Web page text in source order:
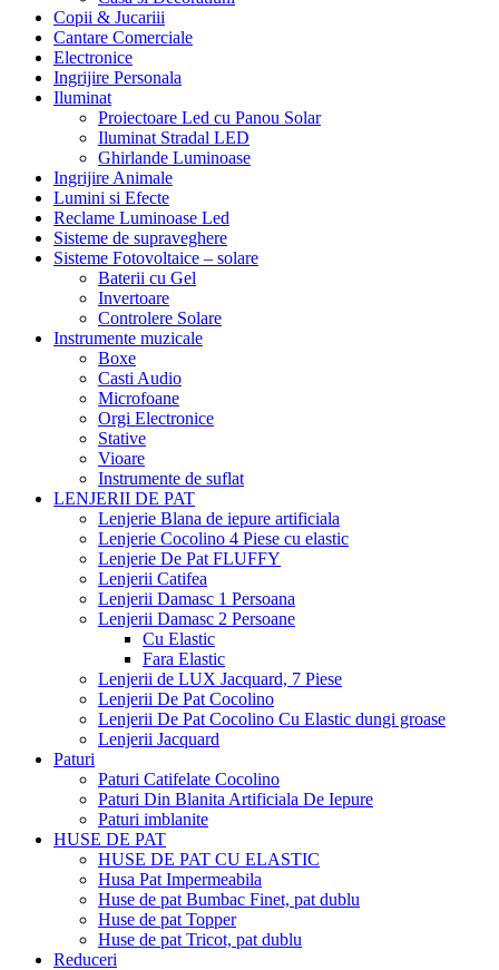
Copii & Jucariii
Cantare Comerciale
Electronice
Ingrijire Personala
Iluminat
Proiectoare Led cu Panou Solar
Iluminat Stradal LED
Ghirlande Luminoase
Ingrijire Animale
Lumini si Efecte
Reclame Luminoase Led
Sisteme de supraveghere
Sisteme Fotovoltaice – solare
Baterii cu Gel
Invertoare
Controlere Solare
Instrumente muzicale
Boxe
Casti Audio
Microfoane
Orgi Electronice
Stative
Vioare
Instrumente de suflat
LENJERII DE PAT
Lenjerie Blana de iepure artificiala
Lenjerie Cocolino 4 Piese cu elastic
Lenjerie De Pat FLUFFY
Lenjerii Catifea
Lenjerii Damasc 1 Persoana
Lenjerii Damasc 2 Persoane
Cu Elastic
Fara Elastic
Lenjerii de LUX Jacquard, 7 Piese
Lenjerii De Pat Cocolino
Lenjerii De Pat Cocolino Cu Elastic dungi groase
Lenjerii Jacquard
Paturi
Paturi Catifelate Cocolino
Paturi Din Blanita Artificiala De Iepure
Paturi imblanite
HUSE DE PAT
HUSE DE PAT CU ELASTIC
Husa Pat Impermeabila
Huse de pat Bumbac Finet, pat dublu
Huse de pat Topper
Huse de pat Tricot, pat dublu
Reduceri